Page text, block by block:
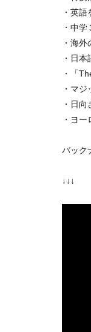
・英
・中
・海
・日
・「
・マ
・日
・ヨ
バック
↓↓↓